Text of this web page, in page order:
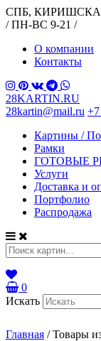
СПБ,
/ ПН-ВС 9-21 /
О компании
Контакты
28KARTIN.RU
28kartin@mail.ru
Картины /
Рамки
ГОТОВЫЕ
Услуги
Доставка и
Портфолио
Распродажа
0
Искать
Главная /Товары